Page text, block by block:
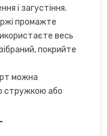
і загустіння.
промажте
весь
покрийте
можна
стружкою або